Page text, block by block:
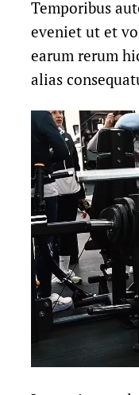
Temporibus
eveniet ut et
earum rerum
alias